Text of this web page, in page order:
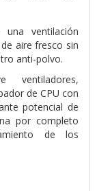
ventilación
aire fresco sin
anti-polvo.
ventiladores,
de CPU con
potencial de
por completo
de los